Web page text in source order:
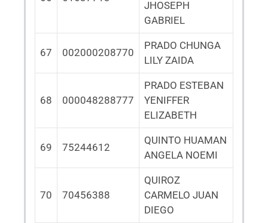
JHOSEPH
GABRIEL
67 002000208770
PRADO CHUNGA
LILY ZAIDA
68 000048288777
PRADO ESTEBAN
YENIFFER
ELIZABETH
69 75244612
QUINTO HUAMAN
ANGELA NOEMI
70 70456388
QUIROZ
CARMELO JUAN
DIEGO